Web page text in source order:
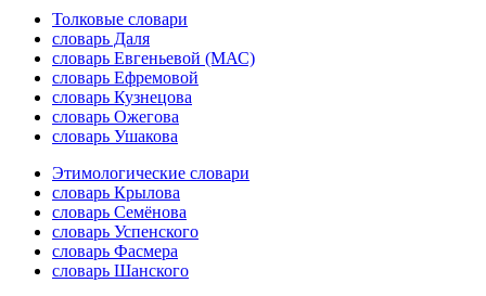
Толковые словари
словарь Даля
словарь Евгеньевой (МАС)
словарь Ефремовой
словарь Кузнецова
словарь Ожегова
словарь Ушакова
Этимологические словари
словарь Крылова
словарь Семёнова
словарь Успенского
словарь Фасмера
словарь Шанского